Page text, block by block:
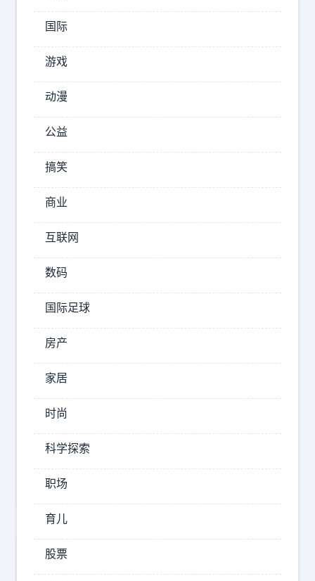
力
！
袭
红
抹
缎
礼
服
顺
滑
垂
2026-
08-
06
14:31
曼
小
姐
国际
游戏
动漫
公益
搞笑
商业
互联网
数码
国际足球
房产
家居
时尚
科学探索
职场
育儿
股票